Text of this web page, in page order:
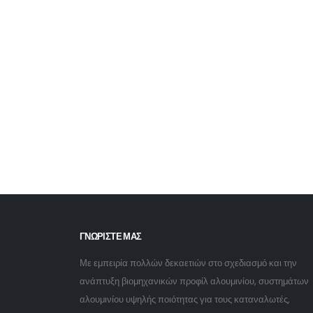
ΓΝΩΡΙΣΤΕ ΜΑΣ
Με εμπειρία πολλών δεκαετιών στο σχεδιασμό και την
ανάπτυξη βιομηχανικών προφίλ αλουμινίου, συστημάτων
αλουμινίου υψηλής ποιότητας για τους καταναλωτές,